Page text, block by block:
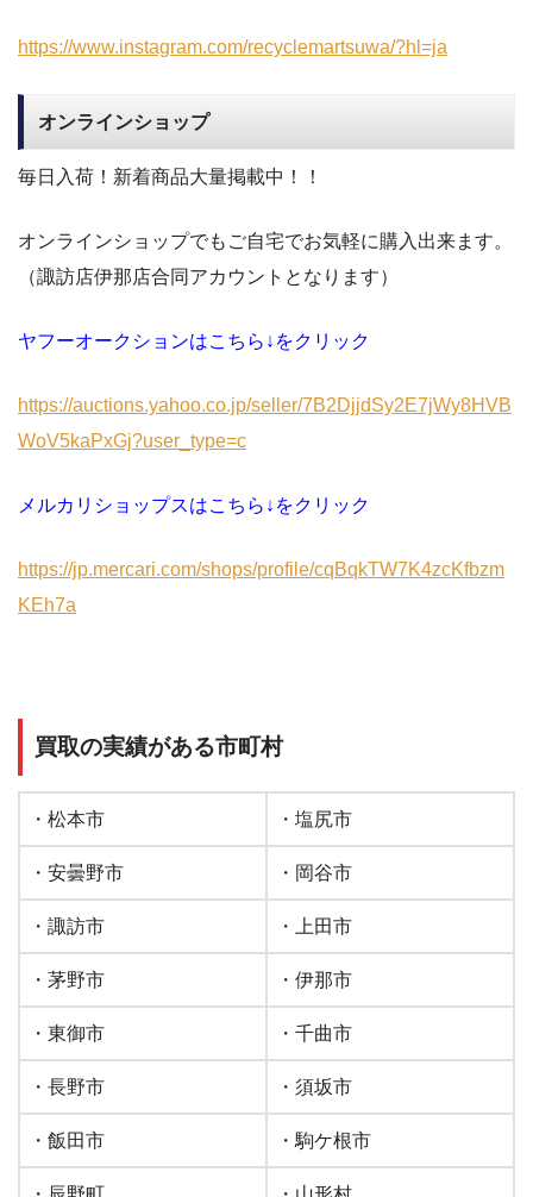
https://www.instagram.com/recyclemartsuwa/?hl=ja
オンラインショップ
毎日入荷！新着商品大量掲載中！！
オンラインショップでもご自宅でお気軽に購入出来ます。
（諏訪店伊那店合同アカウントとなります）
ヤフーオークションはこちら↓をクリック
https://auctions.yahoo.co.jp/seller/7B2DjjdSy2E7jWy8HVB
WoV5kaPxGj?user_type=c
メルカリショップスはこちら↓をクリック
https://jp.mercari.com/shops/profile/cqBqkTW7K4zcKfbzm
KEh7a
買取の実績がある市町村
・松本市 ・塩尻市
・安曇野市 ・岡谷市
・諏訪市 ・上田市
・茅野市 ・伊那市
・東御市 ・千曲市
・長野市 ・須坂市
・飯田市 ・駒ケ根市